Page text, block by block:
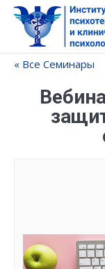
« Все Семинары